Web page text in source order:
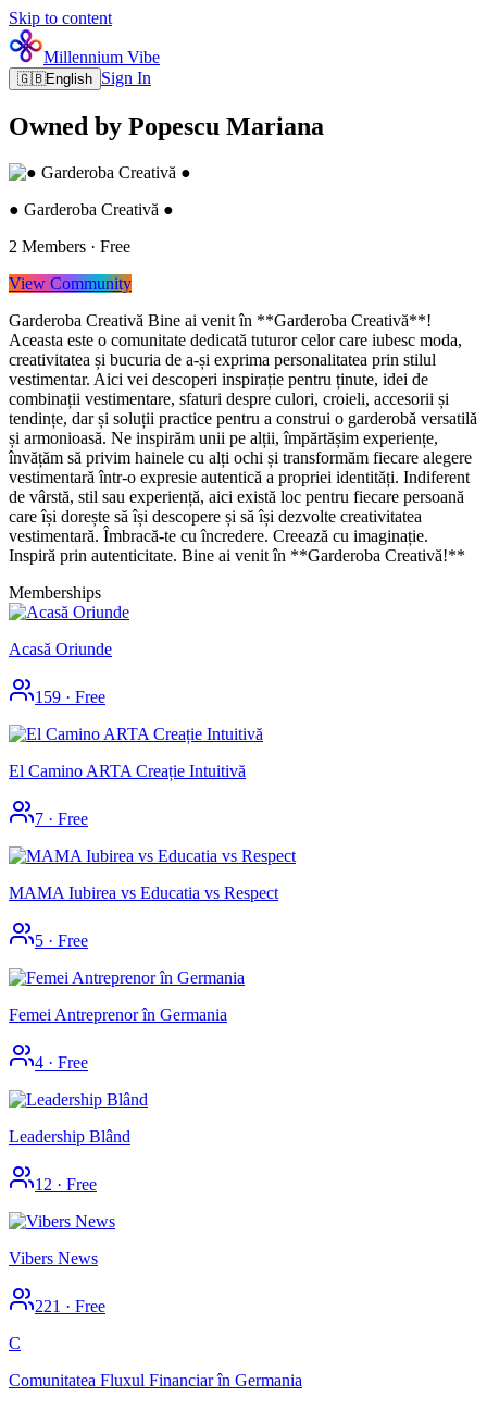
Skip to content
Millennium Vibe
🇬🇧English Sign In
Owned by Popescu Mariana
● Garderoba Creativă ●
2 Members · Free
View Community
Garderoba Creativă Bine ai venit în **Garderoba Creativă**!
Aceasta este o comunitate dedicată tuturor celor care iubesc moda,
creativitatea și bucuria de a-și exprima personalitatea prin stilul
vestimentar. Aici vei descoperi inspirație pentru ținute, idei de
combinații vestimentare, sfaturi despre culori, croieli, accesorii și
tendințe, dar și soluții practice pentru a construi o garderobă versatilă
și armonioasă. Ne inspirăm unii pe alții, împărtășim experiențe,
învățăm să privim hainele cu alți ochi și transformăm fiecare alegere
vestimentară într-o expresie autentică a propriei identități. Indiferent
de vârstă, stil sau experiență, aici există loc pentru fiecare persoană
care își dorește să își descopere și să își dezvolte creativitatea
vestimentară. Îmbracă-te cu încredere. Creează cu imaginație.
Inspiră prin autenticitate. Bine ai venit în **Garderoba Creativă!**
Memberships
Acasă Oriunde
159 · Free
El Camino ARTA Creație Intuitivă
7 · Free
MAMA Iubirea vs Educatia vs Respect
5 · Free
Femei Antreprenor în Germania
4 · Free
Leadership Blând
12 · Free
Vibers News
221 · Free
C
Comunitatea Fluxul Financiar în Germania